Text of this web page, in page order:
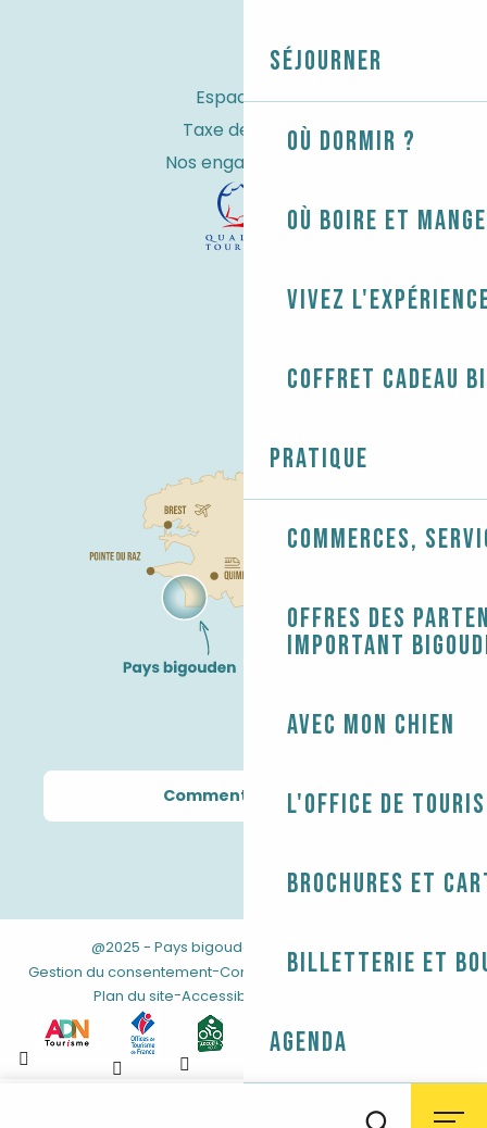
Séjourner
Où dormir ?
Où boire et
Vivez
Coffret cadeau
Pratique
Commerces,
Offres des
Important
Avec mon chien
L'Office de
Brochures et
Billetterie et
Agenda
Espace Pro
Taxe de séjour
Nos engagements
Comment venir ?
@2025 - Pays bigouden Mentions légales
Gestion du consentement-Conditions générales de vente
-
Plan du site-Accessibilité : non conforme